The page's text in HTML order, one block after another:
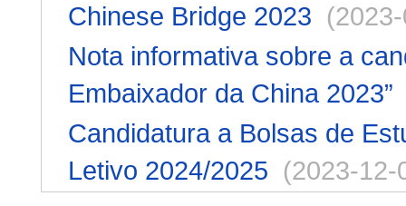
Chinese Bridge 2023
Nota informativa sobre a
Embaixador da China 2023”
Candidatura a Bolsas de
Letivo 2024/2025 (2023-12-